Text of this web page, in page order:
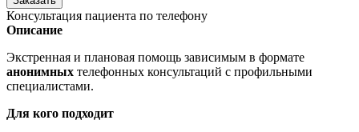
Консультация пациента по телефону
Описание
Экстренная и плановая помощь зависимым в формате
анонимных телефонных консультаций с профильными
специалистами.
Для кого подходит